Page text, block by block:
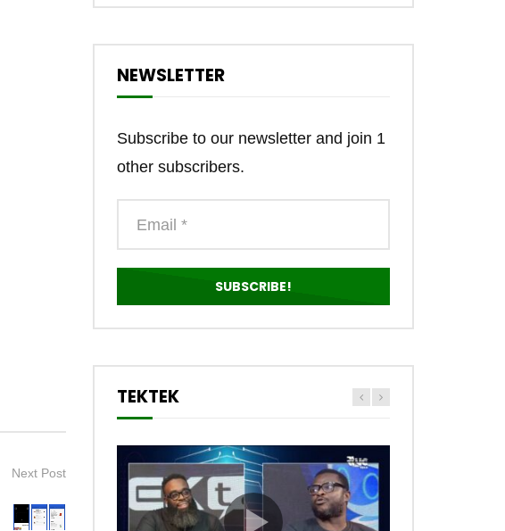
Next Post
NEWSLETTER
Subscribe to our newsletter and join 1
other subscribers.
TEKTEK